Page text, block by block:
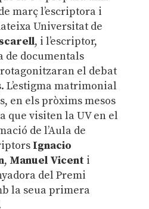
març l’escriptora i
Universitat de
, i l’escriptor,
de documentals
el debat
L’estigma matrimonial
en els pròxims mesos
que visiten la UV en el
de l’Aula de
Ignacio
, Manuel Vicenti
del Premi
la seua primera